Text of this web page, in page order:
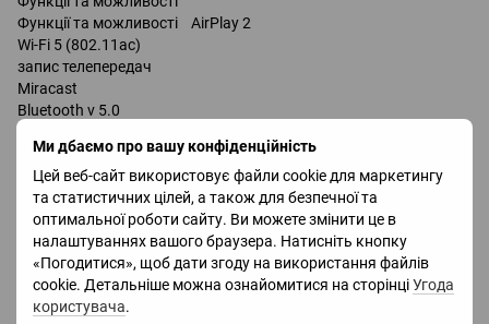
Ми дбаємо про вашу конфіденційність
Цей веб-сайт використовує файли cookie для маркетингу
та статистичних цілей, а також для безпечної та
оптимальної роботи сайту. Ви можете змінити це в
налаштуваннях вашого браузера. Натисніть кнопку
«Погодитися», щоб дати згоду на використання файлів
cookie. Детальніше можна ознайомитися на сторінціУгода
користувача.
Функції та можливості AirPlay 2
Wi-Fi 5 (802.11ac)
запис телепередач
Miracast
Bluetooth v 5.0
керування голосом
мультимедійний (аеропульт)
Amazon Alexa
Google Assistant
Роз'єми
Входи USB 2 шт
LAN